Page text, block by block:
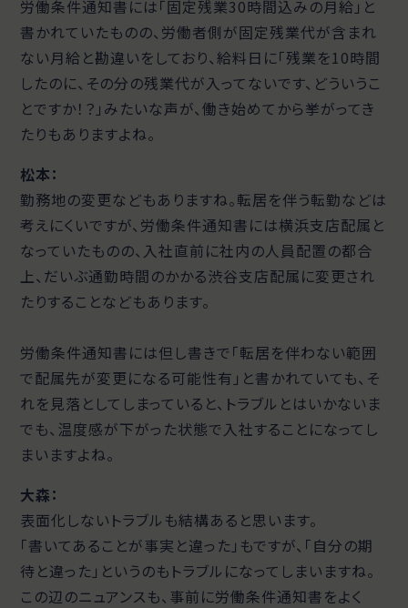
労働条件通知書には「固定残業30時間込みの月給」と
書かれていたものの、労働者側が固定残業代が含まれ
ない月給と勘違いをしており、給料日に「残業を10時間
したのに、その分の残業代が入ってないです、どういうこ
とですか！？」みたいな声が、働き始めてから挙がってき
たりもありますよね。
松本：
勤務地の変更などもありますね。転居を伴う転勤などは
考えにくいですが、労働条件通知書には横浜支店配属と
なっていたものの、入社直前に社内の人員配置の都合
上、だいぶ通勤時間のかかる渋谷支店配属に変更され
たりすることなどもあります。
労働条件通知書には但し書きで「転居を伴わない範囲
で配属先が変更になる可能性有」と書かれていても、そ
れを見落としてしまっていると、トラブルとはいかないま
でも、温度感が下がった状態で入社することになってし
まいますよね。
大森：
表面化しないトラブルも結構あると思います。
「書いてあることが事実と違った」もですが、「自分の期
待と違った」というのもトラブルになってしまいますね。
この辺のニュアンスも、事前に労働条件通知書をよく